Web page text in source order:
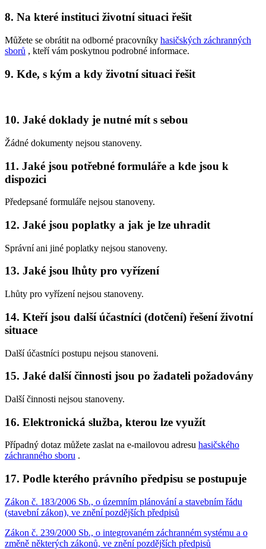
8. Na které instituci životní situaci řešit
Můžete se obrátit na odborné pracovníky hasičských záchranných
sborů , kteří vám poskytnou podrobné informace.
9. Kde, s kým a kdy životní situaci řešit
10. Jaké doklady je nutné mít s sebou
Žádné dokumenty nejsou stanoveny.
11. Jaké jsou potřebné formuláře a kde jsou k
dispozici
Předepsané formuláře nejsou stanoveny.
12. Jaké jsou poplatky a jak je lze uhradit
Správní ani jiné poplatky nejsou stanoveny.
13. Jaké jsou lhůty pro vyřízení
Lhůty pro vyřízení nejsou stanoveny.
14. Kteří jsou další účastníci (dotčení) řešení životní
situace
Další účastníci postupu nejsou stanoveni.
15. Jaké další činnosti jsou po žadateli požadovány
Další činnosti nejsou stanoveny.
16. Elektronická služba, kterou lze využít
Případný dotaz můžete zaslat na e-mailovou adresu hasičského
záchranného sboru .
17. Podle kterého právního předpisu se postupuje
Zákon č. 183/2006 Sb., o územním plánování a stavebním řádu
(stavební zákon), ve znění pozdějších předpisů
Zákon č. 239/2000 Sb., o integrovaném záchranném systému a o
změně některých zákonů, ve znění pozdějších předpisů